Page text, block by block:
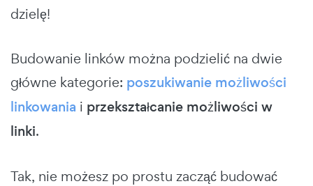
dzielę!
Budowanie linków można podzielić na dwie
główne kategorie: poszukiwanie możliwości
linkowania i przekształcanie możliwości w
linki.
Tak, nie możesz po prostu zacząć budować